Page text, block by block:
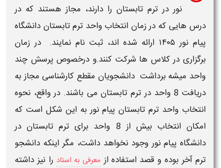
نور در ترم تابستان را دارند، مجاز هستند که در
درس هایی که در زمان انتخاب واحد ترم تابستان دانشگاه
پیام نور ۱۴۰۵ ارائه شده اند، ثبت نام نمایند. در زمان
برگزاری در کلاس ها شرکت کنند.و درخصوص پرسش چند
واحد میشه برداشت دانشجویان مقطع کارشناسی مجاز به
دریافت 8
واحددر ترم تابستان می باشند. در واقع، نحوه
انتخاب واحد ترم تابستان پیام نور به این شکل است که
امکان انتخاب بیش از 8
واحد برای ترم تابستان در
دانشگاه پیام نور وجود نخواهد داشت، مگر اینکه دانشجو
ترمآخر بوده و قصد استفاده از معرفی به استاد را نیز داشته